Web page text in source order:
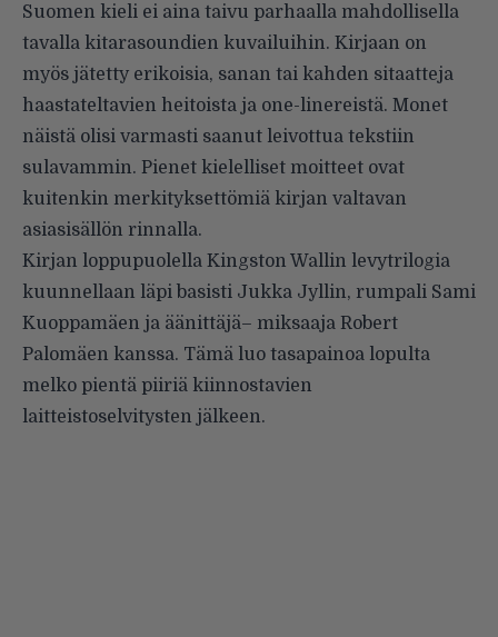
Suomen kieli ei aina taivu parhaalla mahdollisella
tavalla kitarasoundien kuvailuihin. Kirjaan on
myös jätetty erikoisia, sanan tai kahden sitaatteja
haastateltavien heitoista ja one-linereistä. Monet
näistä olisi varmasti saanut leivottua tekstiin
sulavammin. Pienet kielelliset moitteet ovat
kuitenkin merkityksettömiä kirjan valtavan
asiasisällön rinnalla.
Kirjan loppupuolella Kingston Wallin levytrilogia
kuunnellaan läpi basisti Jukka Jyllin, rumpali Sami
Kuoppamäen ja äänittäjä– miksaaja Robert
Palomäen kanssa. Tämä luo tasapainoa lopulta
melko pientä piiriä kiinnostavien
laitteistoselvitysten jälkeen.